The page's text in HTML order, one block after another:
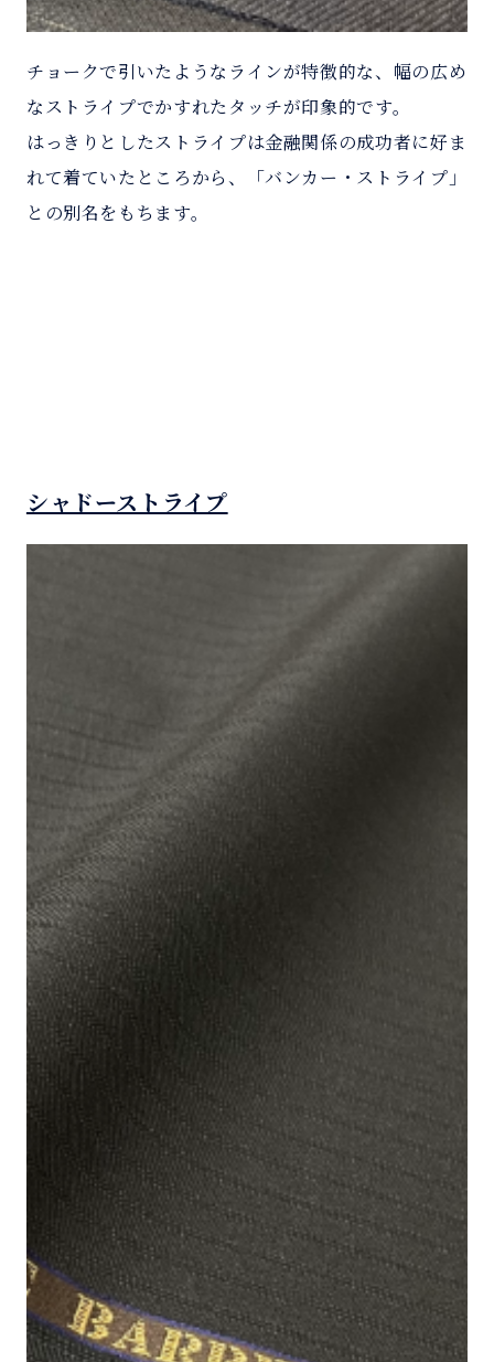
チョークで引いたようなラインが特徴的な、幅の広め
なストライプでかすれたタッチが印象的です。
はっきりとしたストライプは金融関係の成功者に好ま
れて着ていたところから、「バンカー・ストライプ」
との別名をもちます。
シャドーストライプ